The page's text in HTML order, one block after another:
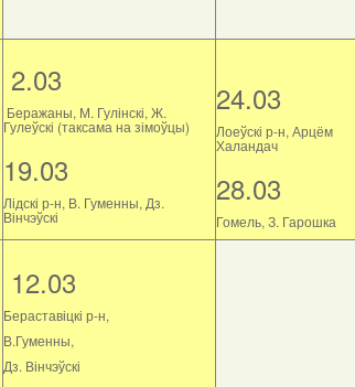
2.03
Беражаны, М. Гулінскі, Ж.
Гулеўскі (таксама на зімоўцы)
19.03
Лідскі р-н, В. Гуменны, Дз.
Вінчэўскі
24.03
Лоеўскі р-н, Арцём
Халандач
28.03
Гомель, З. Гарошка
12.03
Бераставіцкі р-н,
В.Гуменны,
Дз. Вінчэўскі